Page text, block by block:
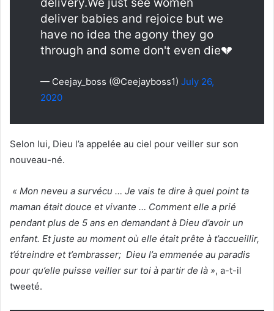
delivery.We just see women
deliver babies and rejoice but we
have no idea the agony they go
through and some don't even die💔
— Ceejay_boss (@Ceejayboss1) July 26,
2020
Selon lui, Dieu l’a appelée au ciel pour veiller sur son
nouveau-né.
« Mon neveu a survécu … Je vais te dire à quel point ta
maman était douce et vivante … Comment elle a prié
pendant plus de 5 ans en demandant à Dieu d’avoir un
enfant. Et juste au moment où elle était prête à t’accueillir,
t’étreindre et t’embrasser; Dieu l’a emmenée au paradis
pour qu’elle puisse veiller sur toi à partir de là », a-t-il
tweeté.